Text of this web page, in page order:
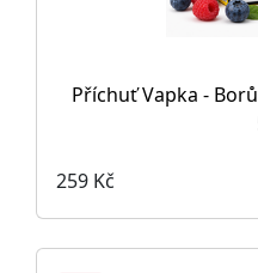
Příchuť Vapka -
259 Kč